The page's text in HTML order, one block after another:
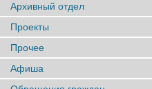
Архивный отдел
Проекты
Прочее
Афиша